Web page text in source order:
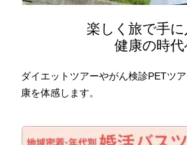
楽しく旅で手に
健康の時代
ダイエットツアーやがん検診PETツ
康を体感します。